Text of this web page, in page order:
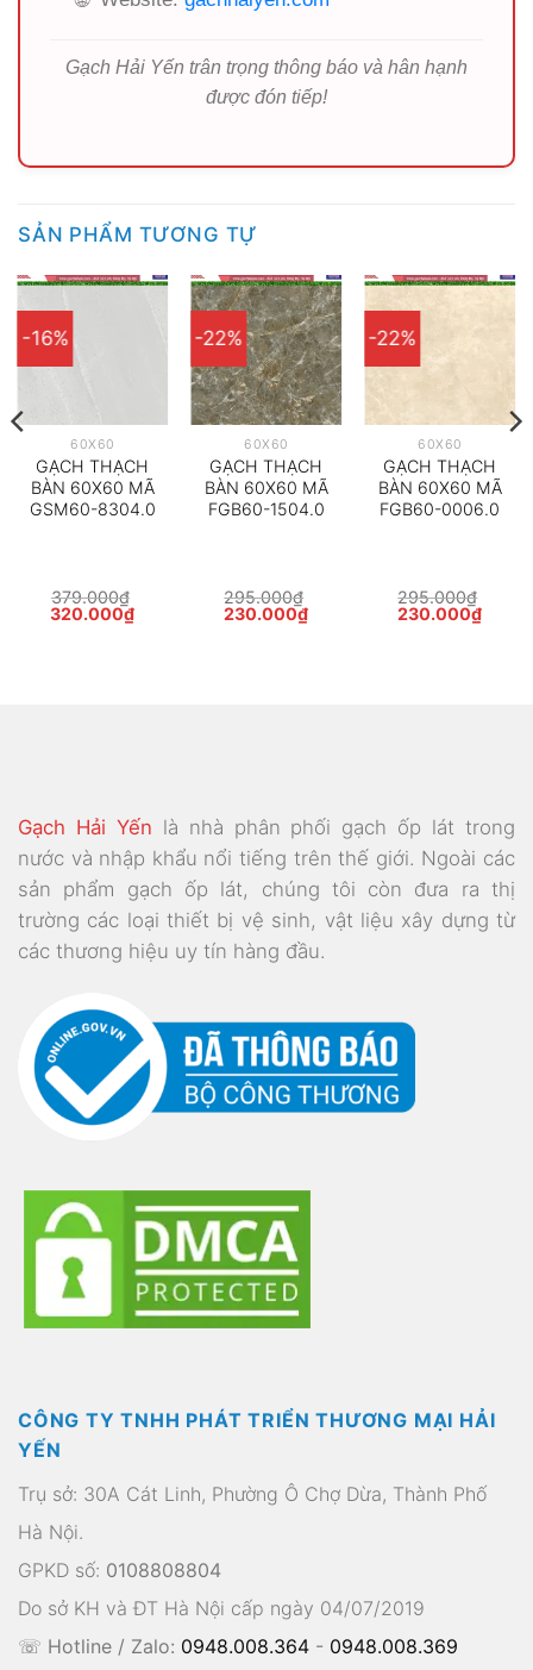
Gạch Hải Yến trân trọng thông báo và hân hạnh
được đón tiếp!
SẢN PHẨM TƯƠNG TỰ
-16%
60X60
GẠCH THẠCH
BÀN 60X60 MÃ
GSM60-8304.0
379.000₫
Giá
320.000₫Giá
-22%
60X60
GẠCH THẠCH
BÀN 60X60 MÃ
FGB60-1504.0
295.000₫
Giá
230.000₫Giá
-22%
60X60
GẠCH THẠCH
BÀN 60X60 MÃ
FGB60-0006.0
295.000₫
Giá
230.000₫Giá
Gạch Hải Yến là nhà phân phối gạch ốp lát trong
nước và nhập khẩu nổi tiếng trên thế giới. Ngoài các
sản phẩm gạch ốp lát, chúng tôi còn đưa ra thị
trường các loại thiết bị vệ sinh, vật liệu xây dựng từ
các thương hiệu uy tín hàng đầu.
CÔNG TY TNHH PHÁT TRIỂN THƯƠNG MẠI HẢI
YẾN
Trụ sở: 30A Cát Linh, Phường Ô Chợ Dừa, Thành Phố
Hà Nội.
GPKD số: 0108808804
Do sở KH và ĐT Hà Nội cấp ngày 04/07/2019
☏ Hotline / Zalo: 0948.008.364 - 0948.008.369